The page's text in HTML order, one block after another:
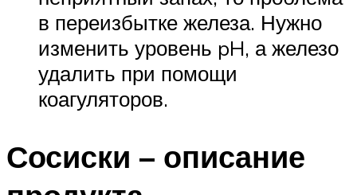
в переизбытке железа. Нужно
изменить уровень pH, а железо
удалить при помощи
коагуляторов.
Сосиски – описание